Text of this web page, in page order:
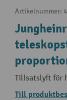
Artikelnummer:
Tillsatslyft för
Till